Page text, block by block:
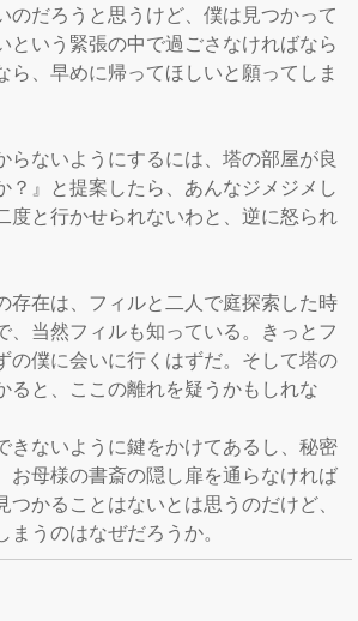
のだろうと思うけど、僕は見つかって
という緊張の中で過ごさなければなら
ら、早めに帰ってほしいと願ってしま
ないようにするには、塔の部屋が良
？』と提案したら、あんなジメジメし
度と行かせられないわと、逆に怒られ
在は、フィルと二人で庭探索した時
、当然フィルも知っている。きっとフ
の僕に会いに行くはずだ。そして塔の
ると、ここの離れを疑うかもしれな
ないように鍵をかけてあるし、秘密
お母様の書斎の隠し扉を通らなければ
かることはないとは思うのだけど、
うのはなぜだろうか。